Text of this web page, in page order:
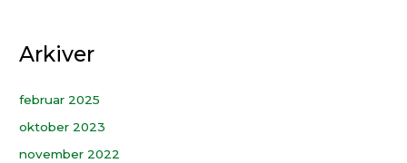
Arkiver
februar 2025
oktober 2023
november 2022